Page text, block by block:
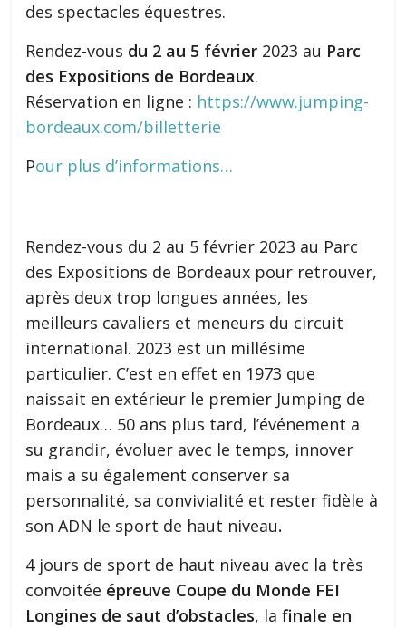
des spectacles équestres.
Rendez-vous du 2 au 5 février 2023 au Parc
des Expositions de Bordeaux.
Réservation en ligne : https://www.jumping-
bordeaux.com/billetterie
Pour plus d’informations…
Rendez-vous du 2 au 5 février 2023 au Parc
des Expositions de Bordeaux pour retrouver,
après deux trop longues années, les
meilleurs cavaliers et meneurs du circuit
international. 2023 est un millésime
particulier. C’est en effet en 1973 que
naissait en extérieur le premier Jumping de
Bordeaux… 50 ans plus tard, l’événement a
su grandir, évoluer avec le temps, innover
mais a su également conserver sa
personnalité, sa convivialité et rester fidèle à
son ADN le sport de haut niveau.
4 jours de sport de haut niveau avec la très
convoitée épreuve Coupe du Monde FEI
Longines de saut d’obstacles, lafinale en